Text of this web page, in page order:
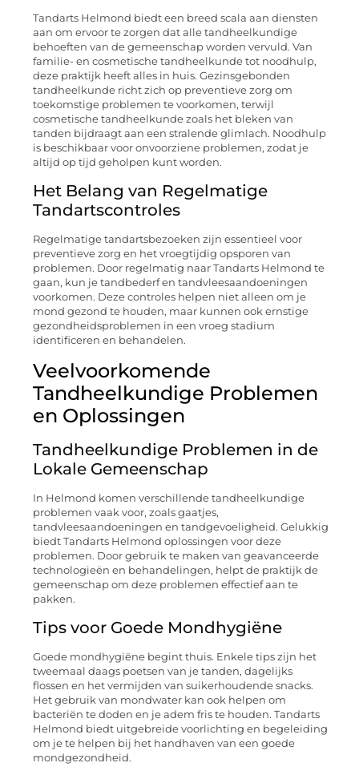
Tandarts Helmond biedt een breed scala aan diensten
aan om ervoor te zorgen dat alle tandheelkundige
behoeften van de gemeenschap worden vervuld. Van
familie- en cosmetische tandheelkunde tot noodhulp,
deze praktijk heeft alles in huis. Gezinsgebonden
tandheelkunde richt zich op preventieve zorg om
toekomstige problemen te voorkomen, terwijl
cosmetische tandheelkunde zoals het bleken van
tanden bijdraagt aan een stralende glimlach. Noodhulp
is beschikbaar voor onvoorziene problemen, zodat je
altijd op tijd geholpen kunt worden.
Het Belang van Regelmatige
Tandartscontroles
Regelmatige tandartsbezoeken zijn essentieel voor
preventieve zorg en het vroegtijdig opsporen van
problemen. Door regelmatig naar Tandarts Helmond te
gaan, kun je tandbederf en tandvleesaandoeningen
voorkomen. Deze controles helpen niet alleen om je
mond gezond te houden, maar kunnen ook ernstige
gezondheidsproblemen in een vroeg stadium
identificeren en behandelen.
Veelvoorkomende
Tandheelkundige Problemen
en Oplossingen
Tandheelkundige Problemen in de
Lokale Gemeenschap
In Helmond komen verschillende tandheelkundige
problemen vaak voor, zoals gaatjes,
tandvleesaandoeningen en tandgevoeligheid. Gelukkig
biedt Tandarts Helmond oplossingen voor deze
problemen. Door gebruik te maken van geavanceerde
technologieën en behandelingen, helpt de praktijk de
gemeenschap om deze problemen effectief aan te
pakken.
Tips voor Goede Mondhygiëne
Goede mondhygiëne begint thuis. Enkele tips zijn het
tweemaal daags poetsen van je tanden, dagelijks
flossen en het vermijden van suikerhoudende snacks.
Het gebruik van mondwater kan ook helpen om
bacteriën te doden en je adem fris te houden. Tandarts
Helmond biedt uitgebreide voorlichting en begeleiding
om je te helpen bij het handhaven van een goede
mondgezondheid.